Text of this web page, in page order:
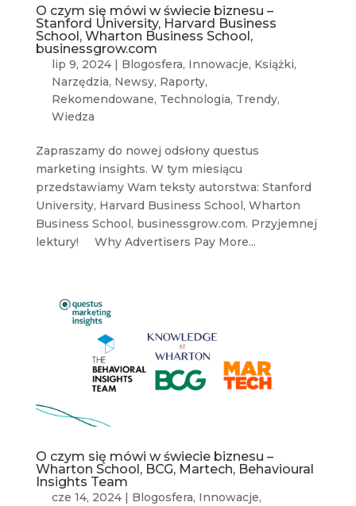
O czym się mówi w świecie biznesu –
Stanford University, Harvard Business
School, Wharton Business School,
businessgrow.com
lip 9, 2024| Blogosfera, Innowacje, Książki,
Narzędzia, Newsy, Raporty,
Rekomendowane, Technologia, Trendy,
Wiedza
Zapraszamy do nowej odsłony questus
marketing insights. W tym miesiącu
przedstawiamy Wam teksty autorstwa: Stanford
University, Harvard Business School, Wharton
Business School, businessgrow.com. Przyjemnej
lektury! Why Advertisers Pay More...
O czym się mówi w świecie biznesu –
Wharton School, BCG, Martech, Behavioural
Insights Team
cze 14, 2024| Blogosfera, Innowacje,